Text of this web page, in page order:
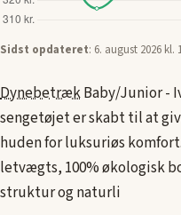
Sidst opdateret: 6. august 2026 kl.
DynebetrækBaby/Junior -
sengetøjet er skabt til at
huden for luksuriøs
letvægts, 100% økologisk
struktur og naturli